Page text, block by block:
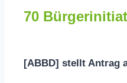
70
[ABBD] stellt Antrag